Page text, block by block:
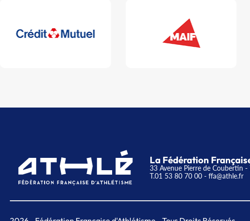
La Fédération
33 Avenue Pierre de Coubertin
T.01 53 80 70 00 - ffa@athle.fr